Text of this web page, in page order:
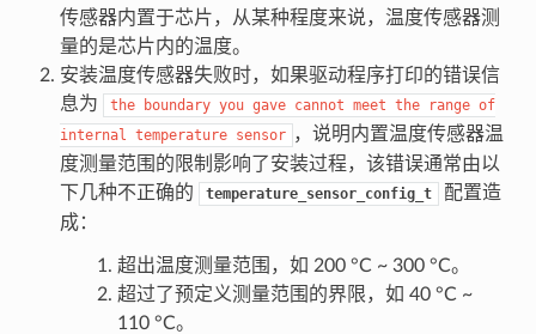
传感器内置于芯片，从某种程度来说，温度传感器测
量的是芯片内的温度。
安装温度传感器失败时，如果驱动程序打印的错误信
息为
the boundary you gave cannot meet the range of
internal temperature sensor ，说明内置温度传感器温
度测量范围的限制影响了安装过程，该错误通常由以
下几种不正确的
temperature_sensor_config_t
配置造
成：
超出温度测量范围，如 200 °C ~ 300 °C。
超过了预定义测量范围的界限，如 40 °C ~
110 °C。